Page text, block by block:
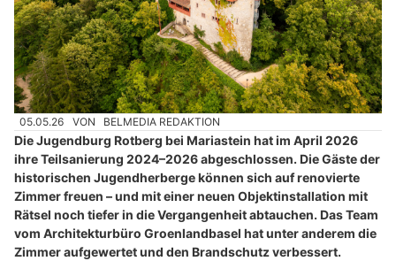
05.05.26 VON BELMEDIA REDAKTION
Die Jugendburg Rotberg bei Mariastein hat im April 2026
ihre Teilsanierung 2024–2026 abgeschlossen. Die Gäste der
historischen Jugendherberge können sich auf renovierte
Zimmer freuen – und mit einer neuen Objektinstallation mit
Rätsel noch tiefer in die Vergangenheit abtauchen. Das Team
vom Architekturbüro Groenlandbasel hat unter anderem die
Zimmer aufgewertet und den Brandschutz verbessert.